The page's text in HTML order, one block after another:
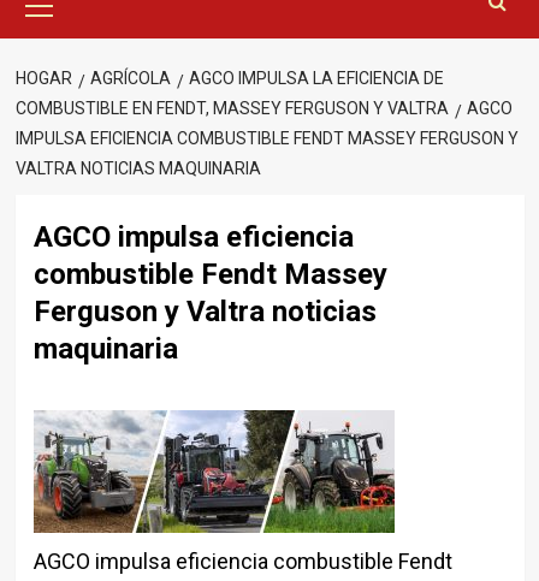
principal
HOGAR AGRÍCOLA
AGCO IMPULSA LA EFICIENCIA DE
COMBUSTIBLE EN FENDT, MASSEY FERGUSON Y VALTRA
AGCO
IMPULSA EFICIENCIA COMBUSTIBLE FENDT MASSEY FERGUSON Y
VALTRA NOTICIAS MAQUINARIA
AGCO impulsa eficiencia
combustible Fendt Massey
Ferguson y Valtra noticias
maquinaria
AGCO impulsa eficiencia combustible Fendt